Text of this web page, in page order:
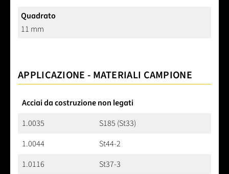
Quadrato
11 mm
APPLICAZIONE - MATERIALI CAMPIONE
Acciai da costruzione non legati
1.0035
S185 (St33)
1.0044
St44-2
1.0116
St37-3